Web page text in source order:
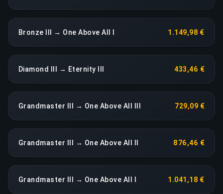
Bronze III → One Above All I 1.149,98 €
Diamond III → Eternity III 433,46 €
Grandmaster III → One Above All III 729,09 €
Grandmaster III → One Above All II 876,46 €
Grandmaster III → One Above All I 1.041,18 €